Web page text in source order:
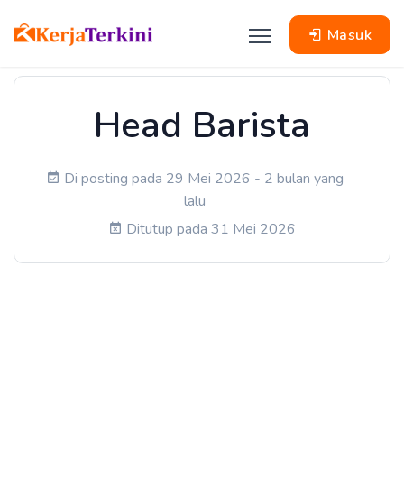
Masuk
Head Barista
Di posting pada 29 Mei 2026 - 2 bulan yang
lalu
Ditutup pada 31 Mei 2026